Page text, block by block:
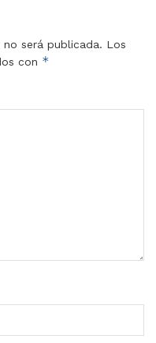
será publicada. Los
con *